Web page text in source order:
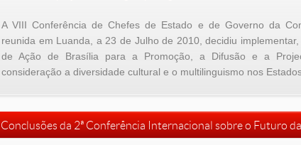
A VIII Conferência de Chefes de Estado e de Governo da
reunida em Luanda, a 23 de Julho de 2010, decidiu
de Ação de Brasília para a Promoção, a Difusão e a
consideração a diversidade cultural e o multilinguismo nos
Conclusões da 2ª Conferência Internacional sobre o Futuro